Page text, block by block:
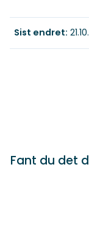
Sist endret
Fant du det